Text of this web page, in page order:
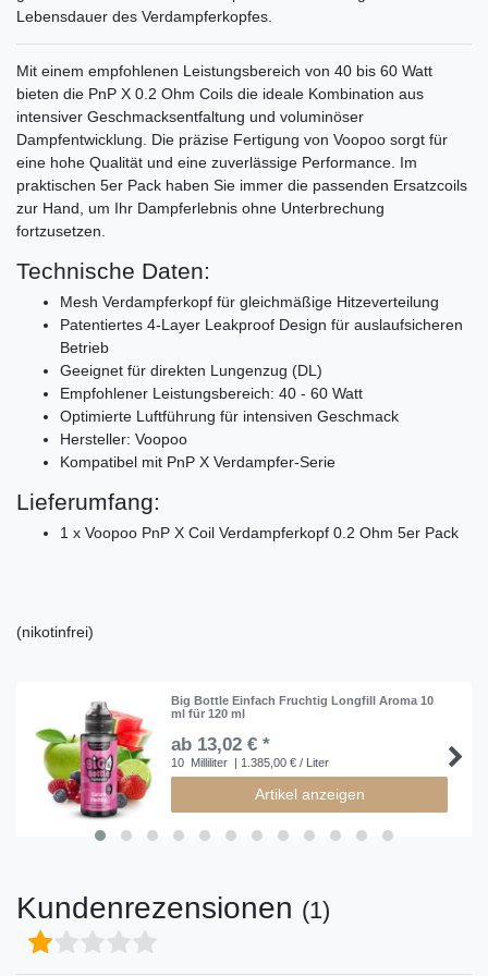
Lebensdauer des Verdampferkopfes.
Mit einem empfohlenen Leistungsbereich von 40 bis 60 Watt
bieten die PnP X 0.2 Ohm Coils die ideale Kombination aus
intensiver Geschmacksentfaltung und voluminöser
Dampfentwicklung. Die präzise Fertigung von Voopoo sorgt für
eine hohe Qualität und eine zuverlässige Performance. Im
praktischen 5er Pack haben Sie immer die passenden Ersatzcoils
zur Hand, um Ihr Dampferlebnis ohne Unterbrechung
fortzusetzen.
Technische Daten:
Mesh Verdampferkopf für gleichmäßige Hitzeverteilung
Patentiertes 4-Layer Leakproof Design für auslaufsicheren
Betrieb
Geeignet für direkten Lungenzug (DL)
Empfohlener Leistungsbereich: 40 - 60 Watt
Optimierte Luftführung für intensiven Geschmack
Hersteller: Voopoo
Kompatibel mit PnP X Verdampfer-Serie
Lieferumfang:
1 x Voopoo PnP X Coil Verdampferkopf 0.2 Ohm 5er Pack
(nikotinfrei)
Big Bottle Einfach Fruchtig Longfill Aroma 10
ml für 120 ml
ab 13,02 € *
10 Milliliter | 1.385,00 € / Liter
Artikel anzeigen
Kundenrezensionen (1)